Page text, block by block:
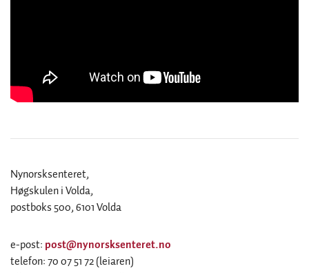
Nynorsksenteret,
Høgskulen i Volda,
postboks 500, 6101 Volda
e-post: post@nynorsksenteret.no
telefon: 70 07 51 72 (leiaren)